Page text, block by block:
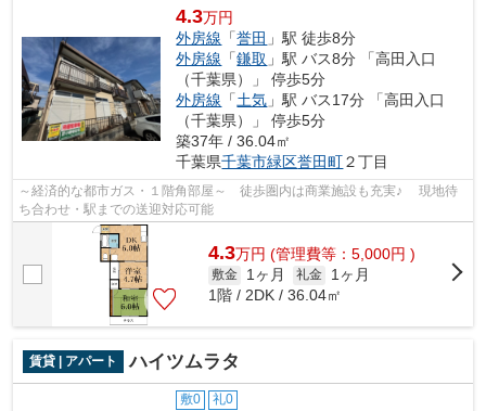
4.3万円
外房線 「誉田 」駅 徒歩8分
外房線 「鎌取 」駅 バス8分 「高田入口
（千葉県）」 停歩5分
外房線 「土気 」駅 バス17分 「高田入口
（千葉県）」 停歩5分
築37年 / 36.04㎡
千葉県千葉市緑区誉田町２丁目
～経済的な都市ガス・１階角部屋～ 徒歩圏内は商業施設も充実♪ 現地待
ち合わせ・駅までの送迎対応可能
4.3万円 (管理費等：5,000円 )
敷金 1ヶ月 礼金
1ヶ月
1階 / 2DK / 36.04㎡
賃貸 | アパート ハイツムラタ
敷0 礼0